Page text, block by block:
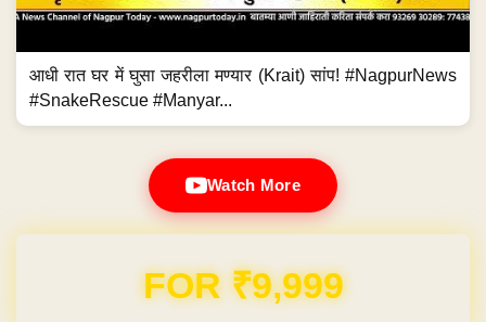
आधी रात घर में घुसा जहरीला मण्यार (Krait) सांप! #NagpurNews
#SnakeRescue #Manyar...
Watch More
Domain & Hosting FREE for 1 Year